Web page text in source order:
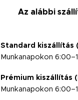
Az alábbi
Standard kiszállítás
Munkanapokon
Prémium kiszállítás
Munkanapokon